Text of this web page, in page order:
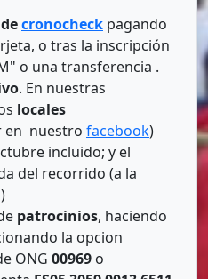
cronocheck pagando
o tras la inscripción
o una transferencia .
. En nuestras
locales
en nuestro facebook)
incluido; y el
del recorrido (a la
patrocinios, haciendo
la opcion
ONG 00969 o